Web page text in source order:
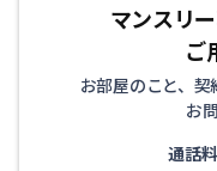
マンスリ
ご
お部屋のこと、
お
通話